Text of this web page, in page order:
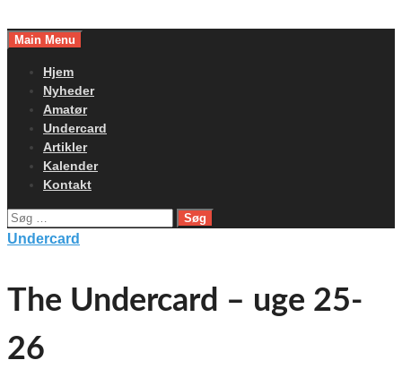
toMain Menu
Hjem
Nyheder
Amatør
Undercard
Artikler
Kalender
Kontakt
Søg
efter:
Undercard
The Undercard – uge 25-
26